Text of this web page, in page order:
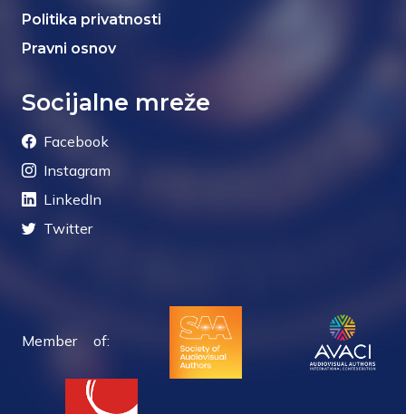
Politika privatnosti
Pravni osnov
Socijalne mreže
Facebook
Instagram
LinkedIn
Twitter
Member of: